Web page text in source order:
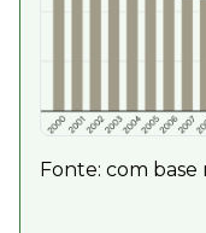
Fonte: com base